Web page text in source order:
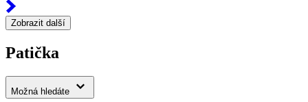
Zobrazit další
Patička
Možná hledáte